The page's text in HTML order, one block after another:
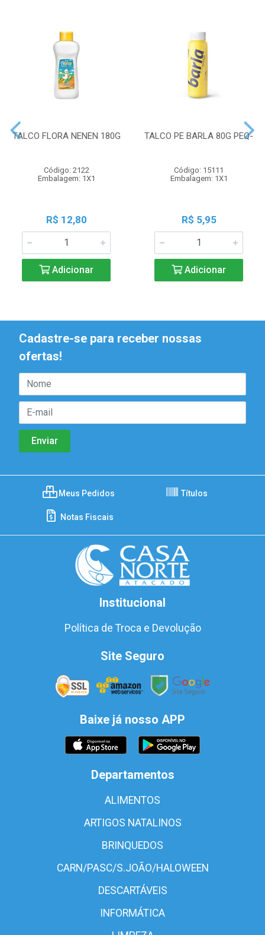
TALCO FLORA NENEN 180G
Código: 2122
Embalagem: 1X1
R$ 12,80
Adicionar
TALCO PE BARLA 80G PEQ-
Código: 15111
Embalagem: 1X1
R$ 5,95
Adicionar
Cadastre-se para receber nossas
ofertas!
Meus Pedidos Títulos
Notas Fiscais
Institucional
Política de Troca e Devolução
Site Seguro
Baixe já nosso APP
Departamentos
ALIMENTOS
ARTIGOS NATALINOS
BRINQUEDOS
CARN/PASC/S.JOÃO/HALOWEEN
DESCARTÁVEIS
INFORMÁTICA